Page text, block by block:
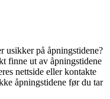
usikker på åpningstidene?
finne ut av åpningstidene
nettside eller kontakte
åpningstidene før du tar